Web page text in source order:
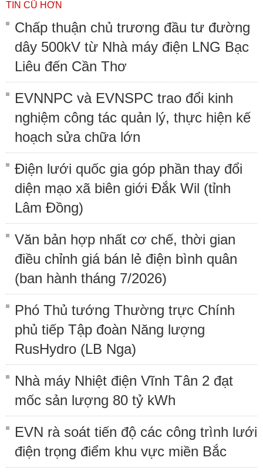
TIN CŨ HƠN
Chấp thuận chủ trương đầu tư đường
dây 500kV từ Nhà máy điện LNG Bạc
Liêu đến Cần Thơ
EVNNPC và EVNSPC trao đổi kinh
nghiệm công tác quản lý, thực hiện kế
hoạch sửa chữa lớn
Điện lưới quốc gia góp phần thay đổi
diện mạo xã biên giới Đắk Wil (tỉnh
Lâm Đồng)
Văn bản hợp nhất cơ chế, thời gian
điều chỉnh giá bán lẻ điện bình quân
(ban hành tháng 7/2026)
Phó Thủ tướng Thường trực Chính
phủ tiếp Tập đoàn Năng lượng
RusHydro (LB Nga)
Nhà máy Nhiệt điện Vĩnh Tân 2 đạt
mốc sản lượng 80 tỷ kWh
EVN rà soát tiến độ các công trình lưới
điện trọng điểm khu vực miền Bắc